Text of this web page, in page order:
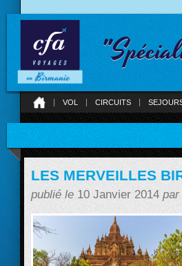
VOL CIRCUITS
LES MERVEILLES
publié le 10 Janvier 2014 par